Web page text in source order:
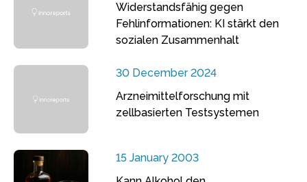
Widerstandsfähig gegen
Fehlinformationen: KI stärkt den
sozialen Zusammenhalt
30 December 2024
Arzneimittelforschung mit
zellbasierten Testsystemen
15 January 2003